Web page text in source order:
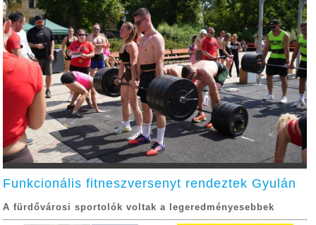
Funkcionális fitneszversenyt rendeztek Gyulán
A fürdővárosi sportolók voltak a legeredményesebbek